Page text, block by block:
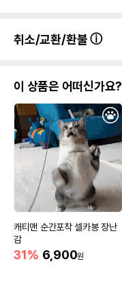
취소/교환/환불
이 상품은 어떠신가요?
캐티맨 순간포착 셀카봉 장난
감
31% 6,900원